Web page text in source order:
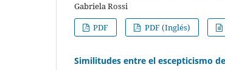
Gabriela Rossi
PDF
PDF (Inglés)
Similitudes entre el escepticismo